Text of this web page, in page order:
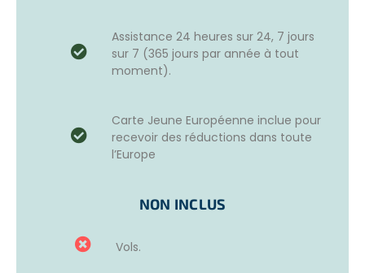
Assistance 24 heures sur 24, 7 jours
sur 7 (365 jours par année à tout
moment).
Carte Jeune Européenne inclue pour
recevoir des réductions dans toute
l’Europe
NON INCLUS
Vols.